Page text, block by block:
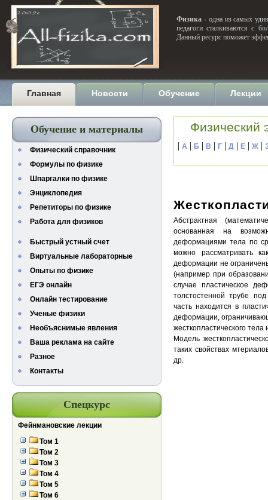
Физика - одна из самых
педагоги сталкиваются с
Данный ресурс поможет
Главная Новости Обучение Лекции
Обучение и материалы
Физический справочник
Формулы по физике
Шпаргалки по физике
Энциклопедия
Репетиторы по физике
Работа для физиков
Быстрый устный счет
Виртуальные лабораторные
Опыты по физике
ЕГЭ онлайн
Онлайн тестирование
Ученые физики
Необъяснимые явления
Ваша реклама на сайте
Разное
Контакты
Спецкурс
Фейнмановские лекции
Том 1
Том 2
Том 3
Том 4
Том 5
Том 6
Физический
| А | Б | В | Г | Д | Е | Ж |
Абстрактная
основанная на
деформациями тела по
можно рассматривать
деформации не
(например при
случае пластическое
толстостенной трубе
часть находится в
деформации,
жесткопластического тела
Модель
таких свойствах
др.